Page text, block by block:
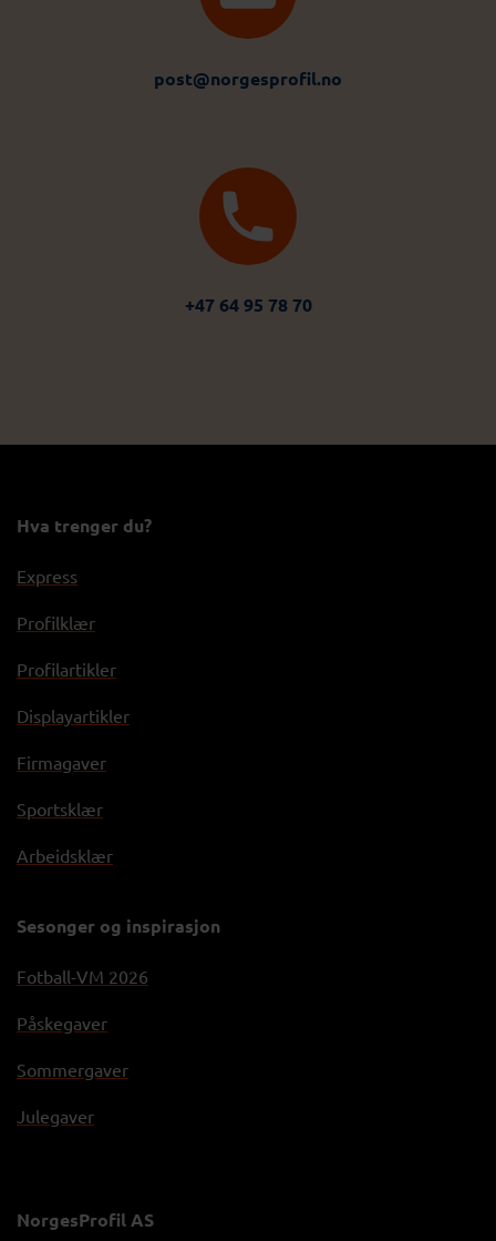
post@norgesprofil.no
+47 64 95 78 70
Hva trenger du?
Express
Profilklær
Profilartikler
Displayartikler
Firmagaver
Sportsklær
Arbeidsklær
Sesonger og inspirasjon
Fotball-VM 2026
Påskegaver
Sommergaver
Julegaver
NorgesProfil AS